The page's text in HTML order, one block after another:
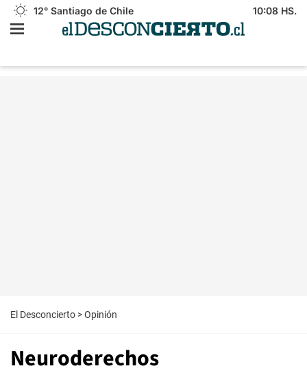
12° Santiago de Chile 10:08 HS.
El Desconcierto >Opinión
Neuroderechos